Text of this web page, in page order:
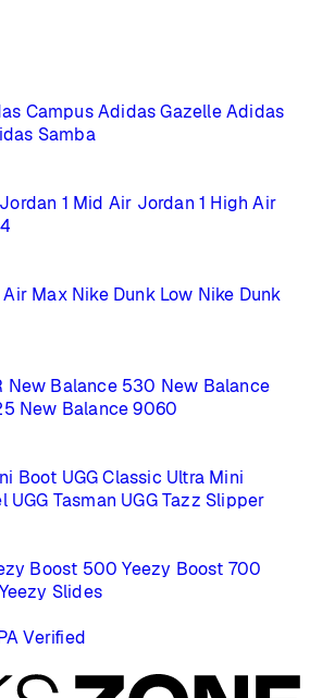
Campus Adidas Gazelle Adidas
Samba
1 Mid Air Jordan 1 High Air
Air Max Nike Dunk Low Nike Dunk
New Balance 530 New Balance
New Balance 9060
Boot UGG Classic Ultra Mini
UGG Tasman UGG Tazz Slipper
Boost 500 Yeezy Boost 700
Yeezy Slides
Verified